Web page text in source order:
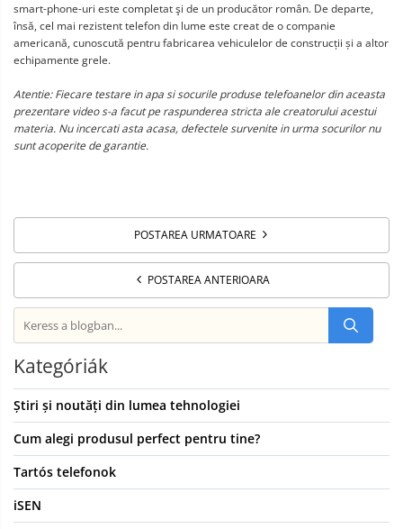
smart-phone-uri este completat şi de un producător român. De departe,
însă, cel mai rezistent telefon din lume este creat de o companie
americană, cunoscută pentru fabricarea vehiculelor de construcții și a altor
echipamente grele.
Atentie: Fiecare testare in apa si socurile produse telefoanelor din aceasta
prezentare video s-a facut pe raspunderea stricta ale creatorului acestui
materia. Nu incercati asta acasa, defectele survenite in urma socurilor nu
sunt acoperite de garantie.
POSTAREA URMATOARE
POSTAREA ANTERIOARA
Kategóriák
Știri și noutăți din lumea tehnologiei
Cum alegi produsul perfect pentru tine?
Tartós telefonok
iSEN